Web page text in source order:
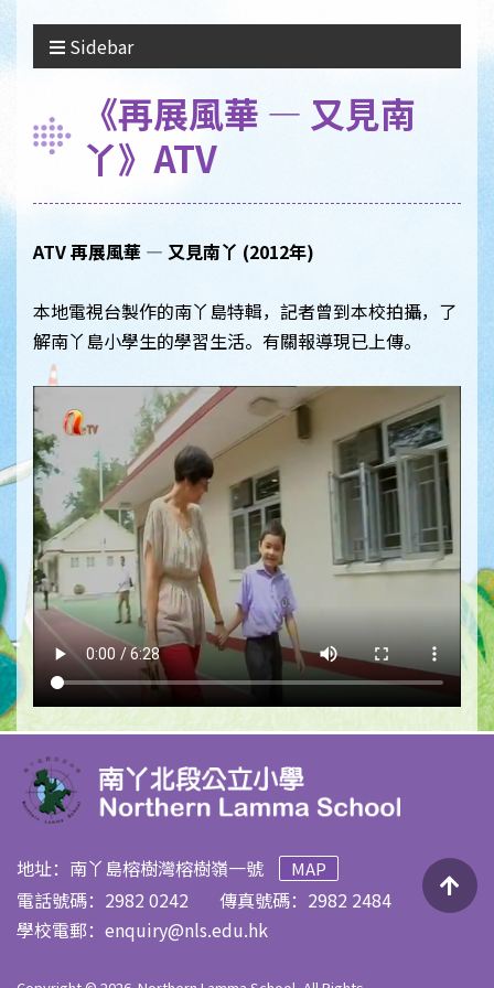
Sidebar
《再展風華 — 又見南
丫》ATV
ATV再展風華 — 又見南丫 (2012年)
本地電視台製作的南丫島特輯，記者曾到本校拍攝，了
解南丫島小學生的學習生活。有關報導現已上傳。
地址：南丫島榕樹灣榕樹嶺一號 MAP
電話號碼：2982 0242
傳真號碼：2982 2484
學校電郵： enquiry@nls.edu.hk